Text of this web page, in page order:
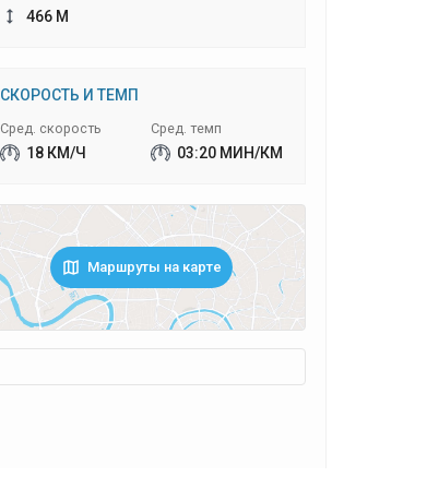
466 М
СКОРОСТЬ И ТЕМП
Сред. скорость
18 КМ/Ч
Сред. темп
03:20 МИН/КМ
Маршруты на карте